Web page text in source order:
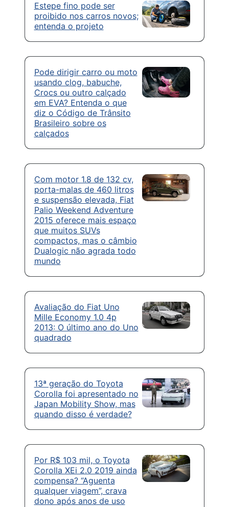
Estepe fino pode ser
proibido nos carros novos;
entenda o projeto
Pode dirigir carro ou moto
usando clog, babuche,
Crocs ou outro calçado
em EVA? Entenda o que
diz o Código de Trânsito
Brasileiro sobre os
calçados
Com motor 1.8 de 132 cv,
porta-malas de 460 litros
e suspensão elevada, Fiat
Palio Weekend Adventure
2015 oferece mais espaço
que muitos SUVs
compactos, mas o câmbio
Dualogic não agrada todo
mundo
Avaliação do Fiat Uno
Mille Economy 1.0 4p
2013: O último ano do Uno
quadrado
13ª geração do Toyota
Corolla foi apresentado no
Japan Mobility Show, mas
quando disso é verdade?
Por R$ 103 mil, o Toyota
Corolla XEi 2.0 2019 ainda
compensa? “Aguenta
qualquer viagem”, crava
dono após anos de uso